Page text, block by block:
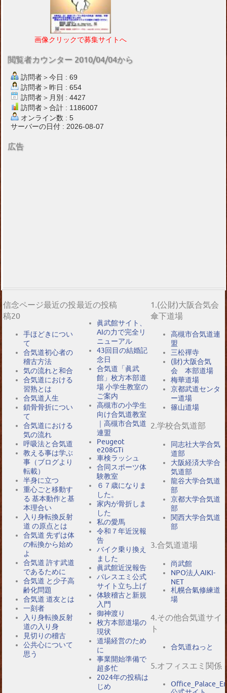
画像クリックで募集サイトへ
閲覧者カウンター 2010/04/04から
訪問者＞今日 : 69
訪問者＞昨日 : 654
訪問者＞月別 : 4427
訪問者＞合計 : 1186007
オンライン数 : 5
サーバーの日付 : 2026-08-07
広告
信念ページ最近の投
稿20
手ほどきについ
て
合気道初心者の
稽古方法
気の流れと和合
合気道における
習熟とは
合気道人生
鎖骨骨折につい
て
合気道における
気の流れ
呼吸法と合気道
教える事は学ぶ
事（ブログより
転載）
半身に立つ
重心ごと移動す
る 基本動作と基
本理合い
入り身転換反射
道 の原点とは
合気道 先ずは体
の転換から始め
よ
合気道 許す武道
であるために
合気道 と少子高
齢化問題
合気道 道友とは
一刻者
入り身転換反射
道の入り身
見切りの稽古
公共心について
思う
最近の投稿
眞武館サイト、
AIの力で完全リ
ニューアル
43回目の結婚記
念日
合気道「眞武
館」枚方本部道
場 小学生教室の
ご案内
高槻市の小学生
向け合気道教室
｜高槻市合気道
連盟
Peugeot
e208GTi
車検ラッシュ
合同スポーツ体
験教室
６７歳になりま
した。
家内が骨折しま
した
私の愛馬
令和７年近況報
告
バイク乗り換え
ました
眞武館近況報告
パレスエミ公式
サイト立ち上げ
体験稽古と新規
入門
御神渡り
枚方本部道場の
現状
道場経営のため
に
事業開始準備で
超多忙
2024年の投稿は
じめ
1.(公財)大阪合気会
傘下道場
高槻市合気道連
盟
三松禪寺
(財)大阪合気
会 本部道場
梅華道場
京都武道センタ
ー道場
篠山道場
2.学校合気道部
同志社大学合気
道部
大阪経済大学合
気道部
龍谷大学合気道
部
京都大学合気道
部
関西大学合気道
部
3.合気道道場
尚武館
NPO法人AIKI-
NET
札幌合氣修練道
場
4.その他合気道サイ
ト
合気道ねっと
5.オフィスエミ関係